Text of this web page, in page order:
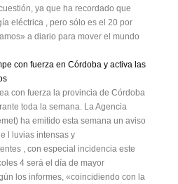
ya que ha recordado que
eléctrica , pero sólo es el 20 por
a diario para mover el mundo
con fuerza en Córdoba y activa las
con fuerza la provincia de Córdoba
toda la semana. La Agencia
ha emitido esta semana un aviso
l luvias intensas y
, con especial incidencia este
4 será el día de mayor
los informes, «coincidiendo con la